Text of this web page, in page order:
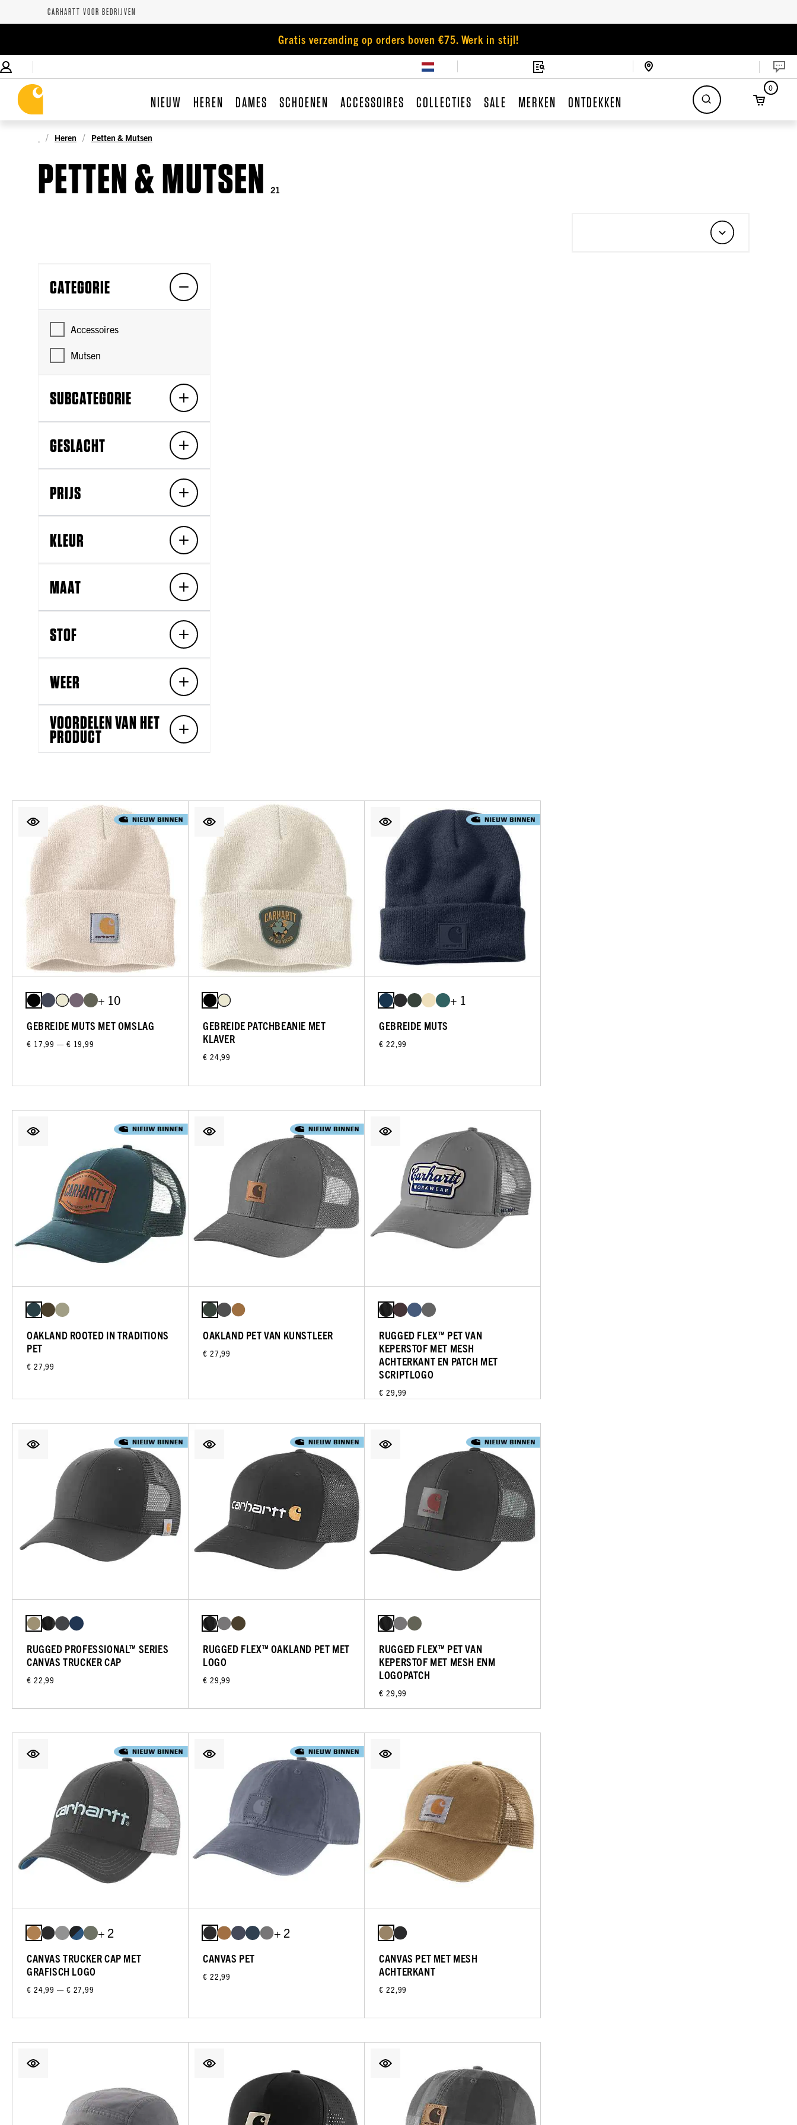
CARHARTT VOOR BEDRIJVEN
Gratis verzending op orders boven €75. Werk in stijl!
NIEUW HEREN DAMES SCHOENEN ACCESSOIRES COLLECTIES SALE MERKEN ONTDEKKEN
0
Heren Petten & Mutsen
PETTEN & MUTSEN 21
CATEGORIE
Accessoires
Mutsen
SUBCATEGORIE
GESLACHT
PRIJS
KLEUR
MAAT
STOF
WEER
VOORDELEN VAN HET
PRODUCT
+ 10
GEBREIDE MUTS MET OMSLAG
€ 17,99 — € 19,99
GEBREIDE PATCHBEANIE MET
KLAVER
€ 24,99
+ 1
GEBREIDE MUTS
€ 22,99
OAKLAND ROOTED IN TRADITIONS
PET
€ 27,99
OAKLAND PET VAN KUNSTLEER
€ 27,99
RUGGED FLEX™ PET VAN
KEPERSTOF MET MESH
ACHTERKANT EN PATCH MET
SCRIPTLOGO
€ 29,99
RUGGED PROFESSIONAL™ SERIES
CANVAS TRUCKER CAP
€ 22,99
RUGGED FLEX™ OAKLAND PET MET
LOGO
€ 29,99
RUGGED FLEX™ PET VAN
KEPERSTOF MET MESH ENM
LOGOPATCH
€ 29,99
+ 2
CANVAS TRUCKER CAP MET
GRAFISCH LOGO
€ 24,99 — € 27,99
+ 2
CANVAS PET
€ 22,99
CANVAS PET MET MESH
ACHTERKANT
€ 22,99